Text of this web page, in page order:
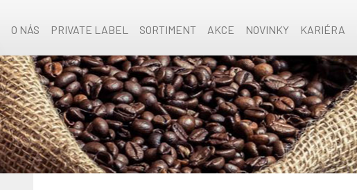
O NÁS PRIVATE LABEL SORTIMENT AKCE NOVINKY KARIÉRA